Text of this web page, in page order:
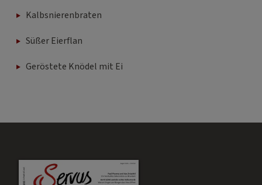
Kalbsnierenbraten
Süßer Eierflan
Geröstete Knödel mit Ei